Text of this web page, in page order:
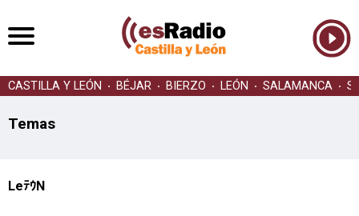
CASTILLA Y LEÓN BÉJAR BIERZO LEÓN SALAMANCA
Temas
LeﾃｳN